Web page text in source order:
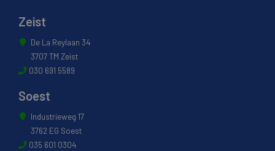
Zeist
De La Reylaan 34
3707 TM Zeist
030 691 5589
Soest
Industrieweg 17
3762 EG Soest
035 601 0304